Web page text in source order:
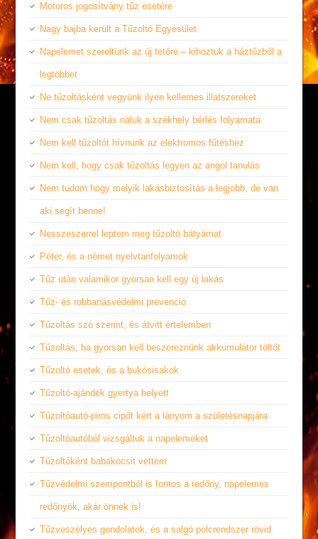
Motoros jogosítvány tűz esetére
Nagy bajba került a Tűzoltó Egyesület
Napelemet szereltünk az új tetőre – kihoztuk a háztűzből a
legtöbbet
Ne tűzoltásként vegyünk ilyen kellemes illatszereket
Nem csak tűzoltás náluk a székhely bérlés folyamata
Nem kell tűzoltót hívnunk az elektromos fűtéshez
Nem kell, hogy csak tűzoltás legyen az angol tanulás
Nem tudom hogy melyik lakásbiztosítás a legjobb, de van
aki segít benne!
Nesszeszerrel leptem meg tűzoltó bátyámat
Péter, és a német nyelvtanfolyamok
Tűz után valamikor gyorsan kell egy új lakás
Tűz- és robbanásvédelmi prevenció
Tűzoltás szó szerint, és átvitt értelemben
Tűzoltás, ha gyorsan kell beszereznünk akkumulátor töltőt
Tűzoltó esetek, és a bukósisakok
Tűzoltó-ajándék gyertya helyett
Tűzoltóautó-piros cipőt kért a lányom a születésnapjára
Tűzoltóautóból vizsgáltuk a napelemeket
Tűzoltóként babakocsit vettem
Tűzvédelmi szempontból is fontos a redőny, napelemes
redőnyök, akár önnek is!
Tűzveszélyes gondolatok, és a salgó polcrendszer rövid